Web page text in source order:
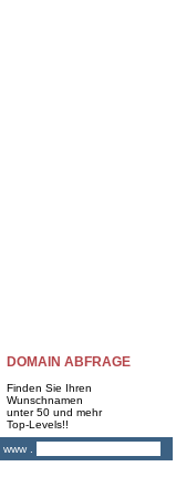
DOMAIN ABFRAGE
Finden Sie Ihren
Wunschnamen
unter 50 und mehr
Top-Levels!!
www .